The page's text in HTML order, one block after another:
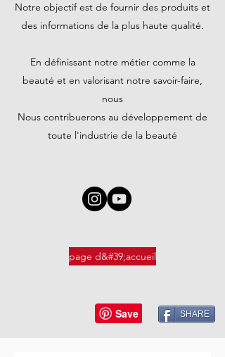
Notre objectif est de fournir des produits et
des informations de la plus haute qualité.
En définissant notre métier comme la
beauté et en valorisant notre savoir-faire,
nous
Nous contribuerons au développement de
toute l'industrie de la beauté
page d&#39;accueil
SHARE